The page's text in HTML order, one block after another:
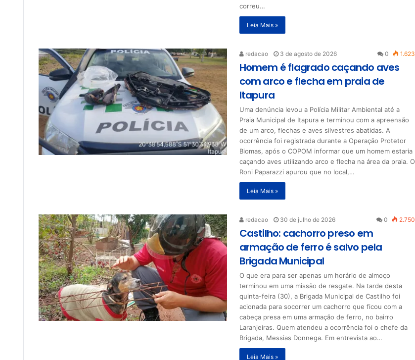
correu…
Leia Mais »
redacao 3 de agosto de 2026 0 1.623
Homem é flagrado caçando aves
com arco e flecha em praia de
Itapura
Uma denúncia levou a Polícia Militar Ambiental até a
Praia Municipal de Itapura e terminou com a apreensão
de um arco, flechas e aves silvestres abatidas. A
ocorrência foi registrada durante a Operação Protetor
Biomas, após o COPOM informar que um homem estaria
caçando aves utilizando arco e flecha na área da praia. O
Roni Paparazzi apurou que no local,…
Leia Mais »
redacao 30 de julho de 2026 0 2.750
Castilho: cachorro preso em
armação de ferro é salvo pela
Brigada Municipal
O que era para ser apenas um horário de almoço
terminou em uma missão de resgate. Na tarde desta
quinta-feira (30), a Brigada Municipal de Castilho foi
acionada para socorrer um cachorro que ficou com a
cabeça presa em uma armação de ferro, no bairro
Laranjeiras. Quem atendeu a ocorrência foi o chefe da
Brigada, Messias Donnega. Em entrevista ao…
Leia Mais »